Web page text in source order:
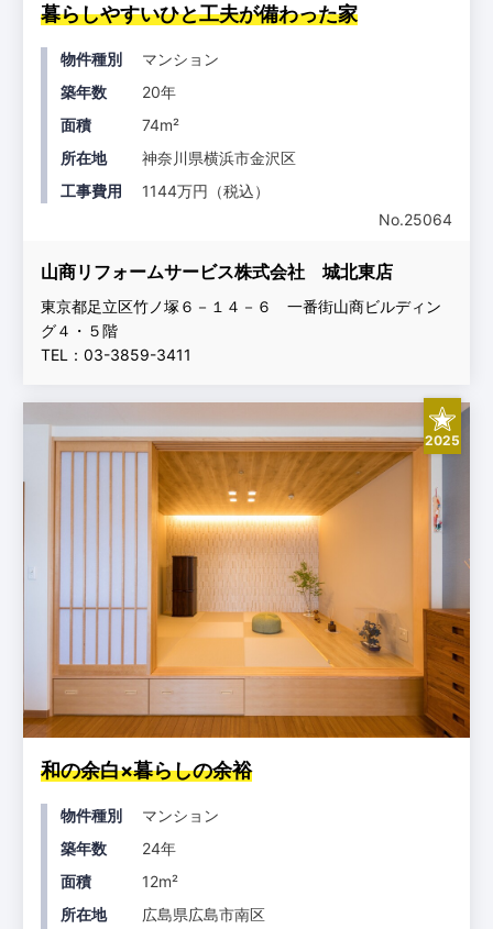
暮らしやすいひと工夫が備わった家
物件種別
マンション
築年数
20年
面積
74m²
所在地
神奈川県横浜市金沢区
工事費用
1144万円（税込）
No.25064
山商リフォームサービス株式会社 城北東店
東京都足立区竹ノ塚６－１４－６ 一番街山商ビルディン
グ４・５階
TEL：03-3859-3411
2025
和の余白×暮らしの余裕
物件種別
マンション
築年数
24年
面積
12m²
所在地
広島県広島市南区